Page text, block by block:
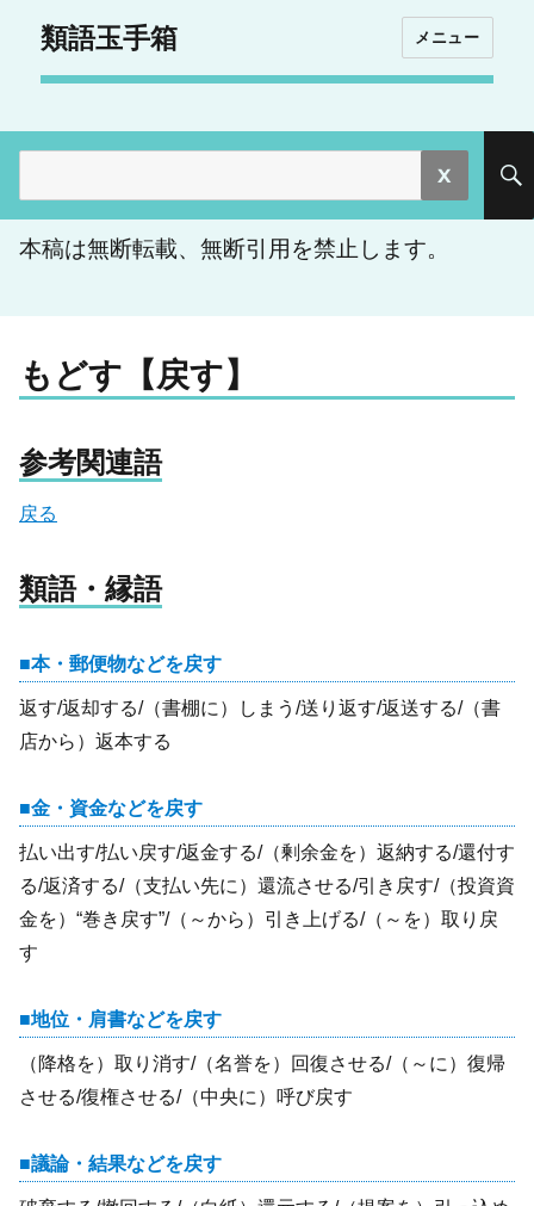
類語玉手箱 メニュー
索:
本稿は無断転載、無断引用を禁止します。
もどす【戻す】
参考関連語
戻る
類語・縁語
本・郵便物などを戻す
返す/返却する/（書棚に）しまう/送り返す/返送する/（書
店から）返本する
金・資金などを戻す
払い出す/払い戻す/返金する/（剰余金を）返納する/還付す
る/返済する/（支払い先に）還流させる/引き戻す/（投資資
金を）“巻き戻す”/（～から）引き上げる/（～を）取り戻
す
地位・肩書などを戻す
（降格を）取り消す/（名誉を）回復させる/（～に）復帰
させる/復権させる/（中央に）呼び戻す
議論・結果などを戻す